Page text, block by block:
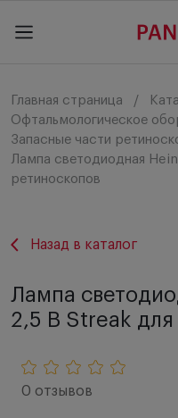
Главная страница
Офтальмологическое
Запасные части
Лампа светодиодная
ретиноскопов
Назад в каталог
Лампа
2,5 В Streak для
0 отзывов